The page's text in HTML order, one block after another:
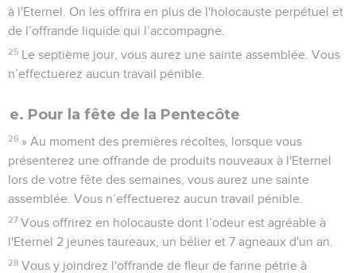
à l'Eternel. On les offrira en plus de l'holocauste perpétuel et
de l’offrande liquide qui l’accompagne.
25 Le septième jour, vous aurez une sainte assemblée. Vous
n’effectuerez aucun travail pénible.
e. Pour la fête de la Pentecôte
26 » Au moment des premières récoltes, lorsque vous
présenterez une offrande de produits nouveaux à l'Eternel
lors de votre fête des semaines, vous aurez une sainte
assemblée. Vous n’effectuerez aucun travail pénible.
27 Vous offrirez en holocauste dont l’odeur est agréable à
l'Eternel 2 jeunes taureaux, un bélier et 7 agneaux d'un an.
28 Vous y joindrez l'offrande de fleur de farine pétrie à